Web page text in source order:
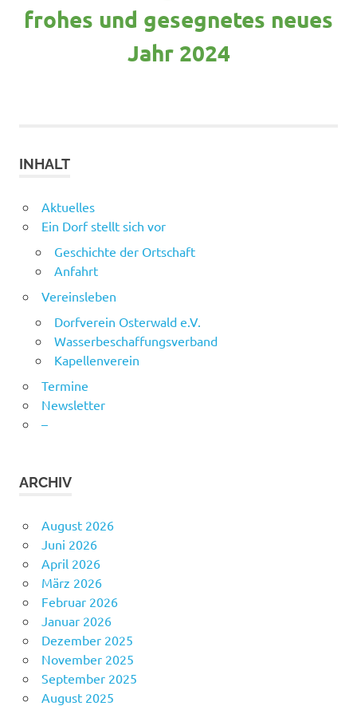
frohes und gesegnetes neues
Jahr 2024
INHALT
Aktuelles
Ein Dorf stellt sich vor
Geschichte der Ortschaft
Anfahrt
Vereinsleben
Dorfverein Osterwald e.V.
Wasserbeschaffungsverband
Kapellenverein
Termine
Newsletter
–
ARCHIV
August 2026
Juni 2026
April 2026
März 2026
Februar 2026
Januar 2026
Dezember 2025
November 2025
September 2025
August 2025